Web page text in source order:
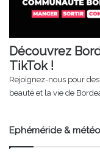
Découvrez
TikTok !
Rejoignez-nous pour
beauté et la vie de
Ephéméride & météo